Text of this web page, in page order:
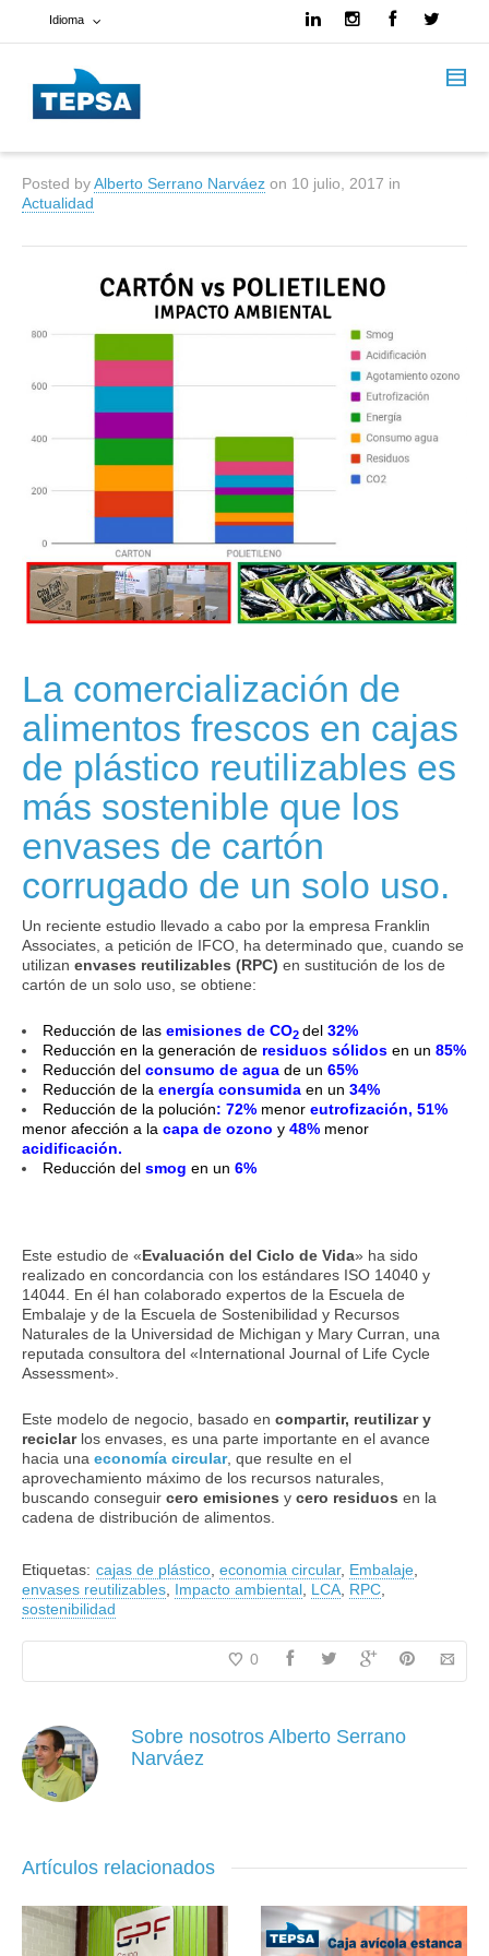
Idioma
Francés
Español
Inglés
Posted byAlberto Serrano Narváez on 10 julio, 2017 in
Actualidad
La comercialización de
alimentos frescos en cajas
de plástico reutilizables es
más sostenible que los
envases de cartón
corrugado de un solo uso.
Un reciente estudio llevado a cabo por la empresa Franklin
Associates, a petición de IFCO, ha determinado que, cuando se
utilizan envases reutilizables (RPC) en sustitución de los de
cartón de un solo uso, se obtiene:
Reducción de las emisiones de CO2 del 32%
Reducción en la generación de residuos sólidos en un 85%
Reducción del consumo de agua de un 65%
Reducción de la energía consumida en un 34%
Reducción de la polución: 72% menor eutrofización, 51%
menor afección a la capa de ozono y 48% menor
acidificación.
Reducción del smog en un 6%
Este estudio de «Evaluación del Ciclo de Vida» ha sido
realizado en concordancia con los estándares ISO 14040 y
14044. En él han colaborado expertos de la Escuela de
Embalaje y de la Escuela de Sostenibilidad y Recursos
Naturales de la Universidad de Michigan y Mary Curran, una
reputada consultora del «International Journal of Life Cycle
Assessment».
Este modelo de negocio, basado en compartir, reutilizar y
reciclarlos envases, es una parte importante en el avance
hacia una economía circular, que resulte en el
aprovechamiento máximo de los recursos naturales,
buscando conseguir cero emisiones y cero residuos en la
cadena de distribución de alimentos.
Etiquetas: cajas de plástico economia circular, Embalaje
envases reutilizables Impacto ambiental LCA RPC
sostenibilidad
0
Sobre nosotros Alberto Serrano
Narváez
Artículos relacionados